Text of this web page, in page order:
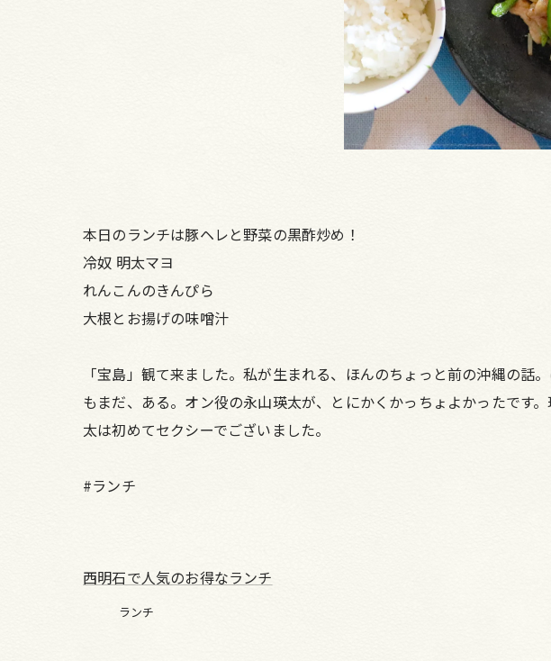
本日のランチは豚ヘレと野菜の黒酢炒め！
冷奴 明太マヨ
れんこんのきんぴら
大根とお揚げの味噌汁
「宝島」観て来ました。私が生まれる、ほんのちょっと前の沖縄の
もまだ、ある。オン役の永山瑛太が、とにかくかっちょよかったです
太は初めてセクシーでございました。
#ランチ
西明石で人気のお得なランチ
ランチ